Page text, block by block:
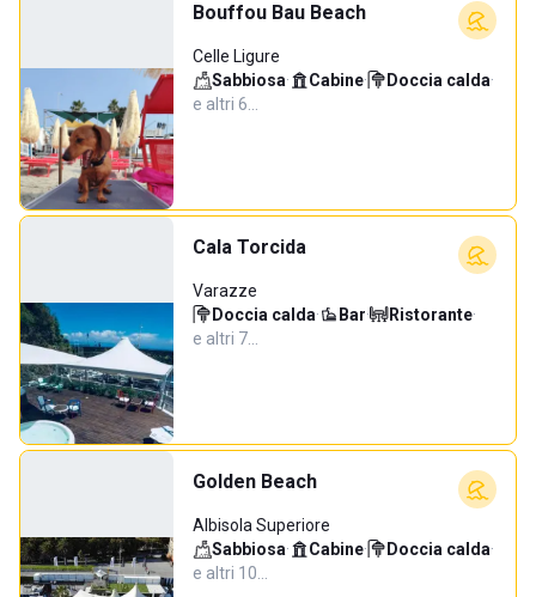
Bouffou Bau Beach
Celle Ligure
Sabbiosa· Cabine· Doccia calda·
e altri 6…
Cala Torcida
Varazze
Doccia calda· Bar· Ristorante·
e altri 7…
Golden Beach
Albisola Superiore
Sabbiosa· Cabine· Doccia calda·
e altri 10…